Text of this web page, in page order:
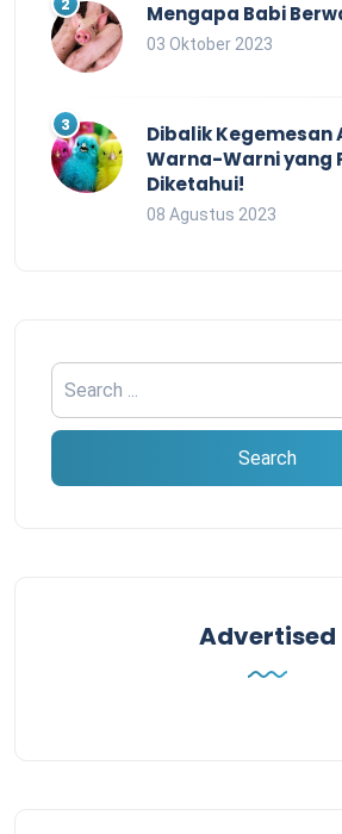
Mengapa Babi
03 Oktober 2023
Dibalik Kegemesan
Warna-Warni yang
Diketahui!
08 Agustus 2023
Advertised